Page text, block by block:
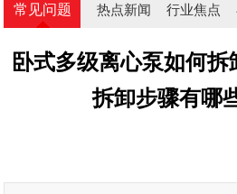
常见问题 热点新闻 行业焦点
卧式多级离心泵如何
拆卸步骤有哪